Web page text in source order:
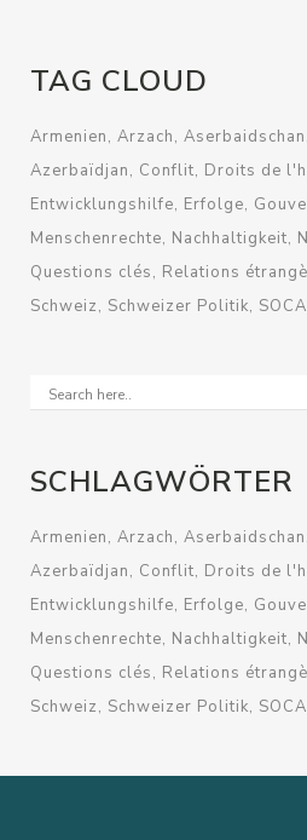
TAG CLOUD
Armenien Arzach Aserbaidschan
Azerbaïdjan
Conflit Droits de
Entwicklungshilfe Erfolge
Menschenrechte Nachhaltigkeit
Questions clés
Relations
Schweiz
Schweizer Politik
SCHLAGWÖRTER
Armenien Arzach Aserbaidschan
Azerbaïdjan
Conflit Droits de
Entwicklungshilfe Erfolge
Menschenrechte Nachhaltigkeit
Questions clés
Relations
Schweiz
Schweizer Politik